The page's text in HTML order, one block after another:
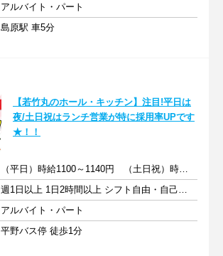
アルバイト・パート
島原駅 車5分
【若竹丸のホール・キッチン】注目!平日は
夜/土日祝はランチ営業が特に採用率UPです
★！！
（平日）時給1100～1140円 （土日祝）時給1130～1170円
週1日以上 1日2時間以上 シフト自由・自己申告
アルバイト・パート
平野バス停 徒歩1分